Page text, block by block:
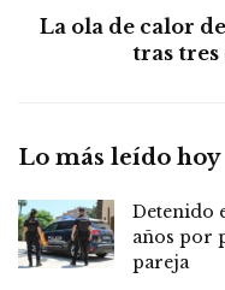
La ola de calor
tras tres
Lo más leído hoy
Detenido
años por
pareja